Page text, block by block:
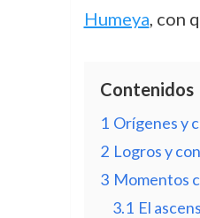
Humeya, con
Contenidos
1 Orígenes y
2 Logros y
3 Momentos
3.1 El